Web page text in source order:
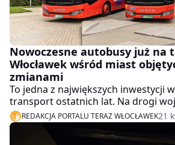
Nowoczesne autobusy już na
Włocławek wśród miast
zmianami
To jedna z największych inwestycji
transport ostatnich lat. Na drogi
kujawsko-pomorskiego wyjeżdżają
autobusy – ekologiczne, ciche i
Skorzystają na tym także mieszkańcy
REDAKCJA PORTALU TERAZ WŁOCŁAWEK21